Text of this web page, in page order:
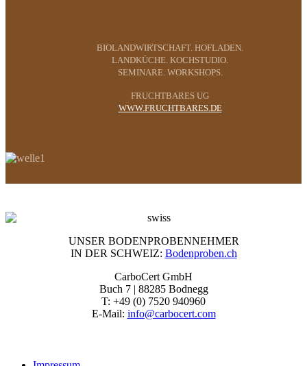
BIOLANDWIRTSCHAFT. HOFLADEN.
LANDKÜCHE. KOCHSTUDIO.
SEMINARE. WORKSHOPS.
FRUCHTBARES UG
WWW.FRUCHTBARES.DE
UNSER BODENPROBENNEHMER
IN DER SCHWEIZ: Bodenproben.ch
CarboCert GmbH
Buch 7 | 88285 Bodnegg
T: +49 (0) 7520 940960
E-Mail: info@carbocert.com